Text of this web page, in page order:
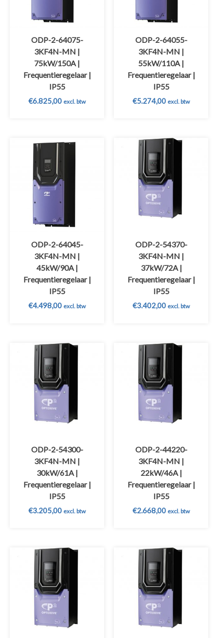
ODP-2-64075-
3KF4N-MN |
75kW/150A |
Frequentieregelaar |
IP55
€6.825,00 excl. btw
ODP-2-64055-
3KF4N-MN |
55kW/110A |
Frequentieregelaar |
IP55
€5.274,00 excl. btw
ODP-2-64045-
3KF4N-MN |
45kW/90A |
Frequentieregelaar |
IP55
€4.498,00 excl. btw
ODP-2-54370-
3KF4N-MN |
37kW/72A |
Frequentieregelaar |
IP55
€3.402,00 excl. btw
ODP-2-54300-
3KF4N-MN |
30kW/61A |
Frequentieregelaar |
IP55
€3.205,00 excl. btw
ODP-2-44220-
3KF4N-MN |
22kW/46A |
Frequentieregelaar |
IP55
€2.668,00 excl. btw